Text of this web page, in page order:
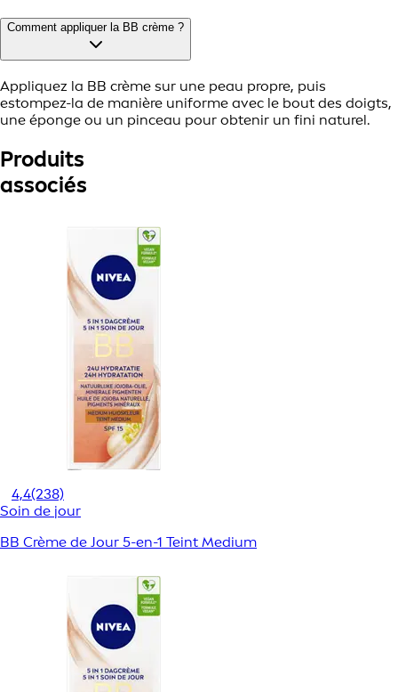
Comment appliquer la BB crème ?
Appliquez la BB crème sur une peau propre, puis
estompez-la de manière uniforme avec le bout des doigts,
une éponge ou un pinceau pour obtenir un fini naturel.
Produits
associés
4,4(238)
Soin de jour
BB Crème de Jour 5-en-1 Teint Medium